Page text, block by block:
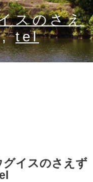
スのさえ
tel
グイスのさえず